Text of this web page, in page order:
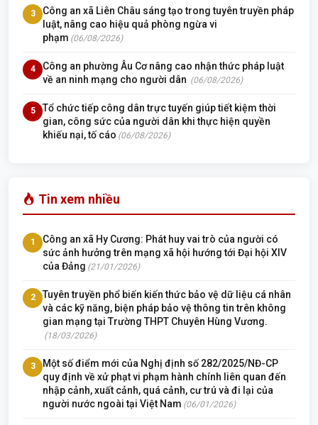
3
Công an xã Liên Châu sáng tạo trong tuyên truyền pháp
luật, nâng cao hiệu quả phòng ngừa vi
phạm (06/08/2026)
4
Công an phường Âu Cơ nâng cao nhận thức pháp luật
về an ninh mạng cho người dân (06/08/2026)
5
Tổ chức tiếp công dân trực tuyến giúp tiết kiệm thời
gian, công sức của người dân khi thực hiện quyền
khiếu nại, tố cáo (06/08/2026)
Tin xem nhiều
1
Công an xã Hy Cương: Phát huy vai trò của người có
sức ảnh hưởng trên mạng xã hội hướng tới Đại hội XIV
của Đảng (21/01/2026)
2
Tuyên truyền phổ biến kiến thức bảo vệ dữ liệu cá nhân
và các kỹ năng, biện pháp bảo vệ thông tin trên không
gian mạng tại Trường THPT Chuyên Hùng Vương.
(18/03/2026)
3
Một số điểm mới của Nghị định số 282/2025/NĐ-CP
quy định về xử phạt vi phạm hành chính liên quan đến
nhập cảnh, xuất cảnh, quá cảnh, cư trú và đi lại của
người nước ngoài tại Việt Nam (06/01/2026)